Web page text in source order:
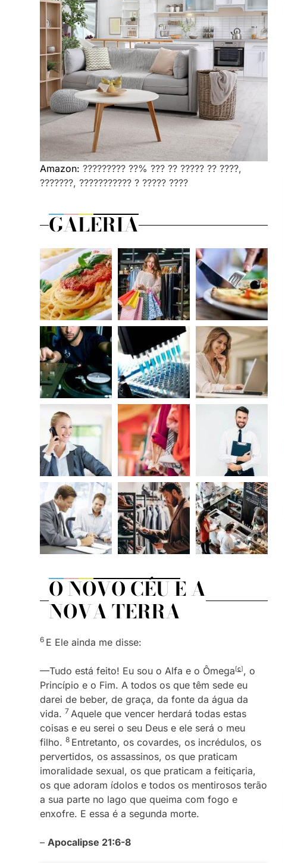
Amazon: ????????? ??% ??? ?? ????? ?? ????,
???????, ??????????? ? ????? ????
GALERIA
O NOVO CÉU E A
NOVA TERRA
6 E Ele ainda me disse:
—Tudo está feito! Eu sou o Alfa e o Ômega[c], o
Princípio e o Fim. A todos os que têm sede eu
darei de beber, de graça, da fonte da água da
vida. 7 Aquele que vencer herdará todas estas
coisas e eu serei o seu Deus e ele será o meu
filho. 8 Entretanto, os covardes, os incrédulos, os
pervertidos, os assassinos, os que praticam
imoralidade sexual, os que praticam a feitiçaria,
os que adoram ídolos e todos os mentirosos terão
a sua parte no lago que queima com fogo e
enxofre. E essa é a segunda morte.
– Apocalipse 21:6-8